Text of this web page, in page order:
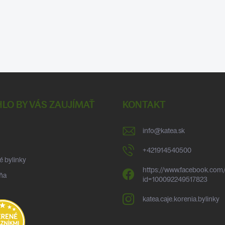
BY VÁS ZAUJÍMAŤ
bylinky
KONTAKT
info@katea.sk
+421914540500
https://
id=100092249517823
katea.caje.korenia.bylinky